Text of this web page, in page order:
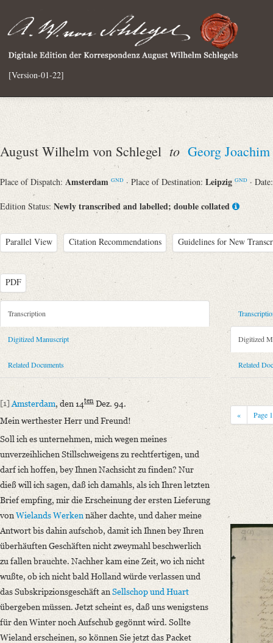
[Version-01-22]
August Wilhelm von Schlegel to Georg
Place of Dispatch: Amsterdam GND · Place of Destination: Leipzig GND ·
Edition Status: Newly transcribed and labelled; double collated
Parallel View Citation Recommendations Guidelines for New
PDF
Metadata Concerning Header
Sender: August Wilhelm von Schlegel
Recipient: Georg Joachim Göschen
Place of Dispatch: Amsterdam
Place of Destination: Leipzig
Manuscript
Provider: Dresden, Sächsische Landesbibliothek - Staats- und
OAI Id: DE-611-37113
Classification Number: Mscr.Dresd.e.90,XX,Bd.3,Nr.23(3)
Number of Pages: 1 1/2 S., hs. m. U. u. Adresse
Format: 23,3 x 19,1 cm
Incipit: „[1] Amsterdam, den 14ten Dez. 94.
Mein werthester Herr und Freund!
Soll ich es unternehmen, mich wegen meines unverzeihlichen
Language
German
Editors
Bamberg, Claudia
Varwig, Olivia
Transcription
Digitized Manuscript
Related Documents
[1] Amsterdam , den 14ten Dez. 94.
Mein werthester Herr und Freund!
Soll ich es unternehmen, mich wegen meines
unverzeihlichen Stillschweigens zu rechtfertigen, und
darf ich hoffen, bey Ihnen Nachsicht zu finden? Nur
dieß will ich sagen, daß ich damahls, als ich Ihren letzten
Brief empfing, mir die Erscheinung der ersten Lieferung
von WielandsWerken näher dachte, und daher meine
Antwort bis dahin aufschob, damit ich Ihnen bey Ihren
überhäuften Geschäften nicht zweymahl beschwerlich
zu fallen brauchte. Nachher kam eine Zeit, wo ich nicht
wußte, ob ich nicht bald Holland würde verlassen und
das Subskripzionsgeschäft an Sellschopund Huart
übergeben müssen. Jetzt scheint es, daß uns wenigstens
für den Winter noch Aufschub gegönnt wird. Sollte
Wieland erscheinen, so können Sie jetzt das Packet
Digitized
Related
« Page 1